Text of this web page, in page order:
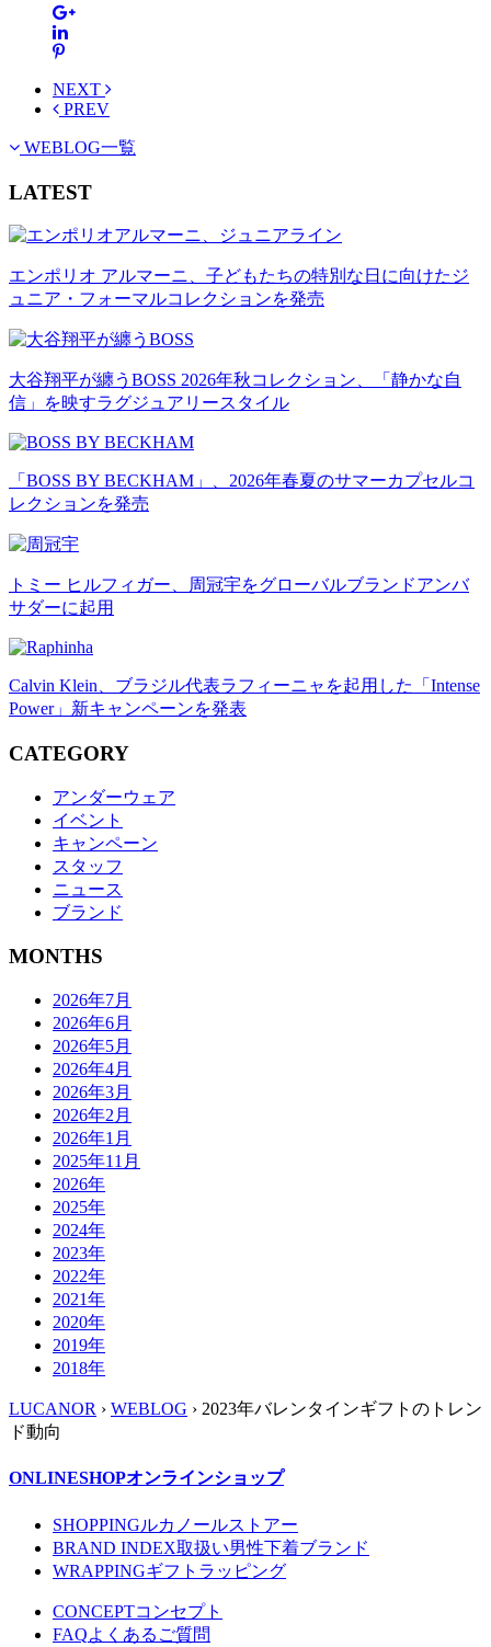
NEXT
PREV
WEBLOG一覧
LATEST
エンポリオ アルマーニ、子どもたちの特別な日に向けたジ
ュニア・フォーマルコレクションを発売
大谷翔平が纏うBOSS 2026年秋コレクション、「静かな自
信」を映すラグジュアリースタイル
「BOSS BY BECKHAM」、2026年春夏のサマーカプセルコ
レクションを発売
トミー ヒルフィガー、周冠宇をグローバルブランドアンバ
サダーに起用
Calvin Klein、ブラジル代表ラフィーニャを起用した「Intense
Power」新キャンペーンを発表
CATEGORY
アンダーウェア
イベント
キャンペーン
スタッフ
ニュース
ブランド
MONTHS
2026年7月
2026年6月
2026年5月
2026年4月
2026年3月
2026年2月
2026年1月
2025年11月
2026年
2025年
2024年
2023年
2022年
2021年
2020年
2019年
2018年
LUCANOR › WEBLOG › 2023年バレンタインギフトのトレン
ド動向
ONLINESHOPオンラインショップ
SHOPPINGルカノールストアー
BRAND INDEX取扱い男性下着ブランド
WRAPPINGギフトラッピング
CONCEPTコンセプト
FAQよくあるご質問